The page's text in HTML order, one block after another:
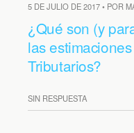
5 DE JULIO DE 2017 • POR
¿Qué son (y
las
Tributarios?
SIN RESPUESTA